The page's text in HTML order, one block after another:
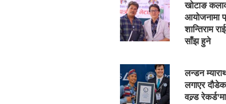
खोटाङ
आयोजनामा
शान्तिराम
साँझ हुने
लन्डन
लगाएर
वल्र्ड